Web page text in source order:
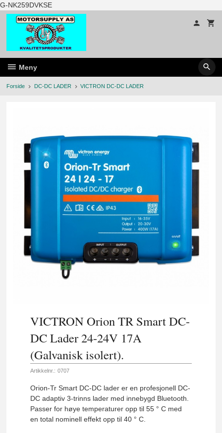
G-NK259DVKSEGå
til
innholdet
Meny
Forside DC-DC LADER VICTRON DC-DC LADER
VICTRON Orion TR Smart DC-
DC Lader 24-24V 17A
(Galvanisk isolert).
Artikkelnr.: 0707
Orion-Tr Smart DC-DC lader er en profesjonell DC-
DC adaptiv 3-trinns lader med innebygd Bluetooth.
Passer for høye temperaturer opp til 55 ° C med
en total nominell effekt opp til 40 ° C.